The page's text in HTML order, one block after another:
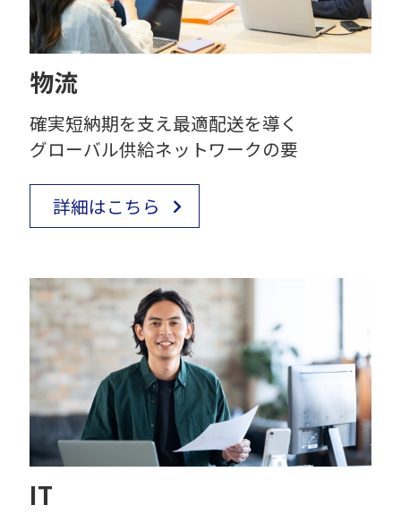
物流
確実短納期を支え最適配送を導く
グローバル供給ネットワークの要
詳細はこちら
IT